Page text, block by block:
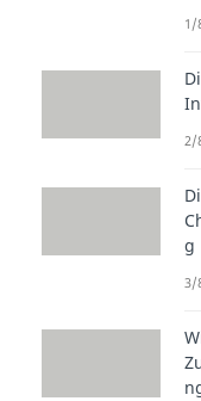
1/
2/
g
3/